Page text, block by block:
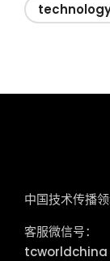
中国技术传播
客服微信号：
tcworldchina